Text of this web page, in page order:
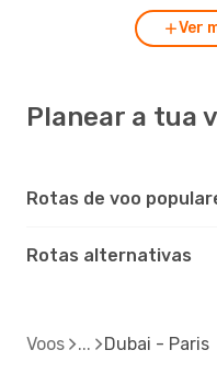
Ver
Planear a tua
Rotas de voo
Rotas alternativas
Voos Dubai - Paris